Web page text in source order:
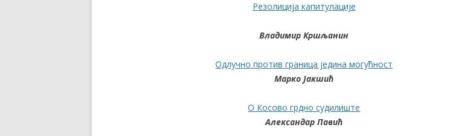
Резолиција капитулације
Владимир Кршљанин
Одлучно против граница једина могућност
Марко Јакшић
О Косово грдно судилиште
Александар Павић